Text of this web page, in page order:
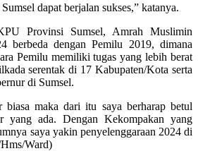
dapat berjalan sukses,” katanya.
Provinsi Sumsel, Amrah Muslimin
berbeda dengan Pemilu 2019, dimana
Pemilu memiliki tugas yang lebih berat
serentak di 17 Kabupaten/Kota serta
di Sumsel.
biasa maka dari itu saya berharap betul
yang ada. Dengan Kekompakan yang
saya yakin penyelenggaraan 2024 di
Ward)